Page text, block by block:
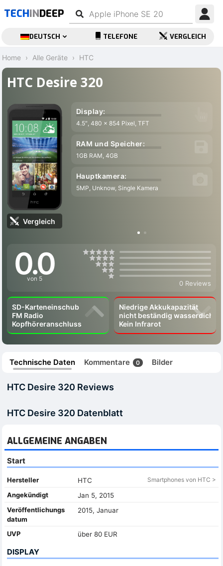
TECHINDEEP
DEUTSCH TELEFONE VERGLEICH
Home Alle Geräte HTC
HTC Desire 320
Vergleich
Display:
4.5″, 480 x 854 Pixel, TFT
RAM und Speicher:
1GB RAM, 4GB
Hauptkamera:
5MP, Unknow, Single Kamera
0.0
von 5
0 Reviews
SD-Karteneinschub
FM Radio
Kopfhöreranschluss
Niedrige Akkukapazität
nicht beständig wasserdicht
Kein Infrarot
Technische Daten Kommentare 0 Bilder
HTC Desire 320 Reviews
HTC Desire 320 Datenblatt
ALLGEMEINE ANGABEN
Start
Hersteller HTC Smartphones von HTC >
Angekündigt
Jan 5, 2015
Veröffentlichungs
datum
2015, Januar
UVP über 80 EUR
DISPLAY